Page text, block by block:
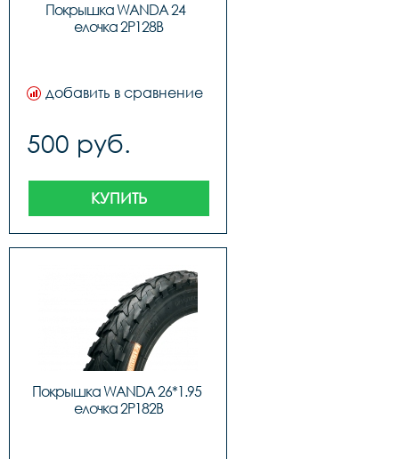
Покрышка WANDA 24
елочка 2P128B
добавить в сравнение
500 руб.
КУПИТЬ
Покрышка WANDA 26*1.95
елочка 2P182B